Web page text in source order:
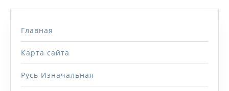
Главная
Карта сайта
Русь Изначальная